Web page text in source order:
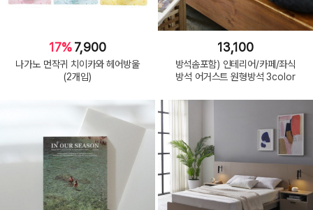
17%7,900
나가노 먼작귀 치이카와 헤어방울
(2개입)
13,100
방석솜포함) 인테리어/카페/좌식
방석 어거스트 원형방석 3color